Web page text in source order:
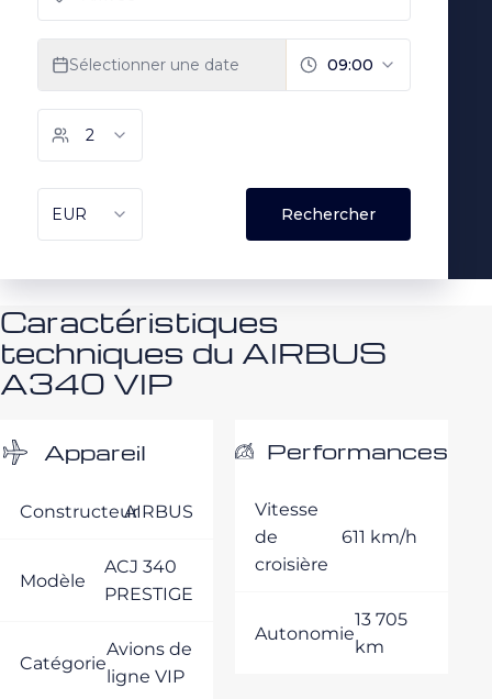
Caractéristiques
techniques du AIRBUS
A340 VIP
Appareil
ConstructeurAIRBUS
Modèle
ACJ 340
PRESTIGE
Catégorie
Avions de
ligne VIP
Performances
Vitesse
de
croisière
611 km/h
Autonomie
13 705
km